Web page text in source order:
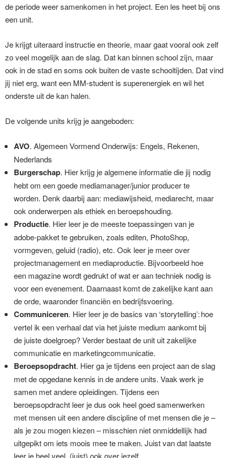
de periode weer samenkomen in het project. Een les heet bij ons
een unit.
Je krijgt uiteraard instructie en theorie, maar gaat vooral ook zelf
zo veel mogelijk aan de slag. Dat kan binnen school zijn, maar
ook in de stad en soms ook buiten de vaste schooltijden. Dat vind
jij niet erg, want een MM-student is superenergiek en wil het
onderste uit de kan halen.
De volgende units krijg je aangeboden:
AVO. Algemeen Vormend Onderwijs: Engels, Rekenen,
Nederlands
Burgerschap. Hier krijg je algemene informatie die jij nodig
hebt om een goede mediamanager/junior producer te
worden. Denk daarbij aan: mediawijsheid, mediarecht, maar
ook onderwerpen als ethiek en beroepshouding.
Productie. Hier leer je de meeste toepassingen van je
adobe-pakket te gebruiken, zoals editen, PhotoShop,
vormgeven, geluid (radio), etc. Ook leer je meer over
projectmanagement en mediaproductie. Bijvoorbeeld hoe
een magazine wordt gedrukt of wat er aan techniek nodig is
voor een evenement. Daarnaast komt de zakelijke kant aan
de orde, waaronder financiën en bedrijfsvoering.
Communiceren. Hier leer je de basics van ‘storytelling’: hoe
vertel ik een verhaal dat via het juiste medium aankomt bij
de juiste doelgroep? Verder bestaat de unit uit zakelijke
communicatie en marketingcommunicatie.
Beroepsopdracht. Hier ga je tijdens een project aan de slag
met de opgedane kennis in de andere units. Vaak werk je
samen met andere opleidingen. Tijdens een
beroepsopdracht leer je dus ook heel goed samenwerken
met mensen uit een andere discipline of met mensen die je –
als je zou mogen kiezen – misschien niet onmiddellijk had
uitgepikt om iets moois mee te maken. Juist van dat laatste
leer je heel veel, (juist) ook over jezelf.